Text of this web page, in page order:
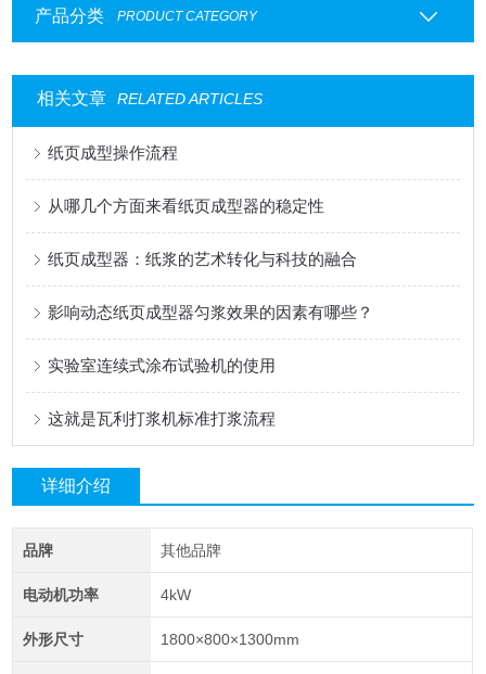
产品分类 PRODUCT CATEGORY
相关文章 RELATED ARTICLES
纸页成型操作流程
从哪几个方面来看纸页成型器的稳定性
纸页成型器：纸浆的艺术转化与科技的融合
影响动态纸页成型器匀浆效果的因素有哪些？
实验室连续式涂布试验机的使用
这就是瓦利打浆机标准打浆流程
详细介绍
品牌 其他品牌
电动机功率 4kW
外形尺寸 1800×800×1300mm